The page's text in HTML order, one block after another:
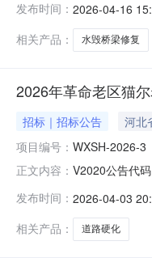
发布时间： 2026-04-16
相关产品：
水毁桥梁修复
2026年革命老区猫
招标｜招标公告 河北
项目编号： WXSH-2026-3
正文内容： V2020公告代
落实的政府采
发布时间： 2026-04-03
相关产品：
道路硬化